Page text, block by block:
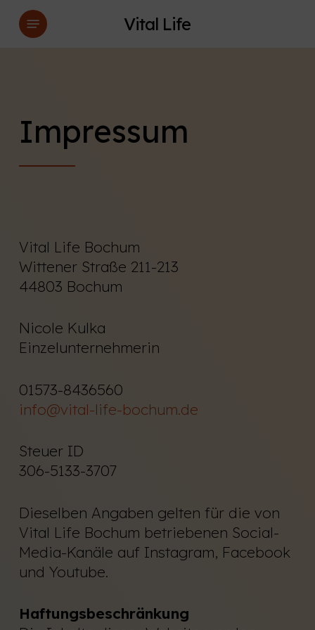
Skip
Vital Life
Menu
Impressum
Vital Life Bochum
Wittener Straße 211-213
44803 Bochum
Nicole Kulka
Einzelunternehmerin
01573-8436560
info@vital-life-bochum.de
Steuer ID
306-5133-3707
Dieselben Angaben gelten für die von
Vital Life Bochum betriebenen Social-
Media-Kanäle auf Instagram, Facebook
und Youtube.
Haftungsbeschränkung